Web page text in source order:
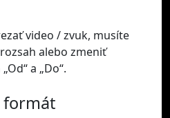
video / zvuk, musíte
alebo zmeniť
a „Do“.
formát